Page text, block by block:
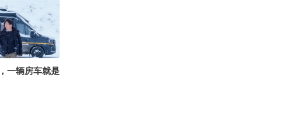
一辆房车就是